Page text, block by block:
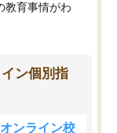
教育事情がわ
ン個別指
オンライン校